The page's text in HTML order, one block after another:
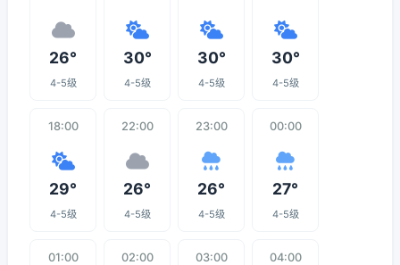
26°
4-5级
30°
4-5级
30°
4-5级
30°
4-5级
18:00
29°
4-5级
22:00
26°
4-5级
23:00
26°
4-5级
00:00
27°
4-5级
01:00 02:00 03:00 04:00